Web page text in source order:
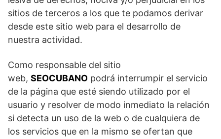
sitios de terceros a los que te podamos derivar
desde este sitio web para el desarrollo de
nuestra actividad.
Como responsable del sitio
web, SEOCUBANO podrá interrumpir el servicio
de la página que esté siendo utilizado por el
usuario y resolver de modo inmediato la relación
si detecta un uso de la web o de cualquiera de
los servicios que en la mismo se ofertan que